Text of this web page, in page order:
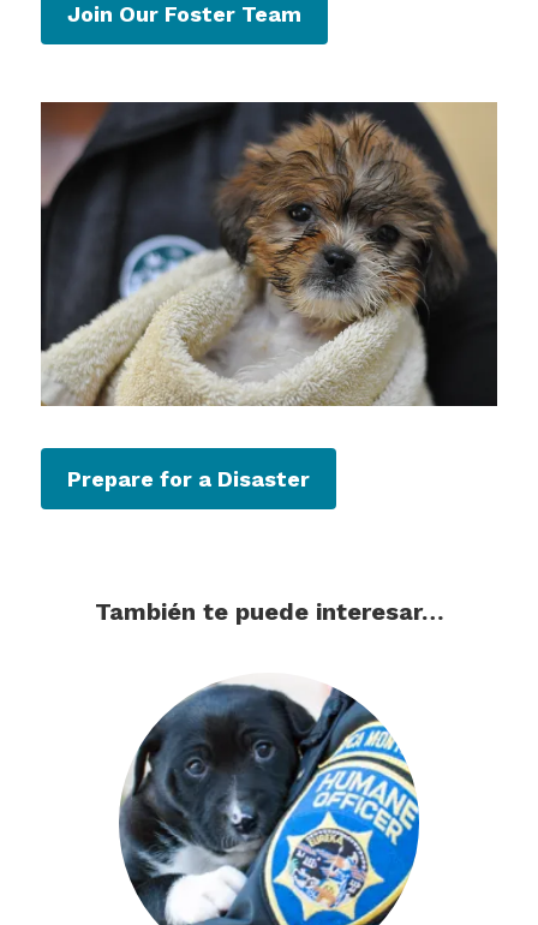
Join Our Foster Team
Prepare for a Disaster
También te puede interesar…